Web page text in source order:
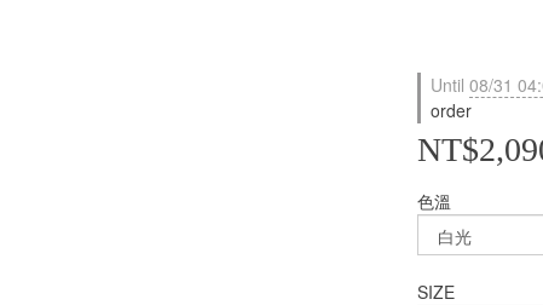
Until 08/31
order
色溫
SIZE